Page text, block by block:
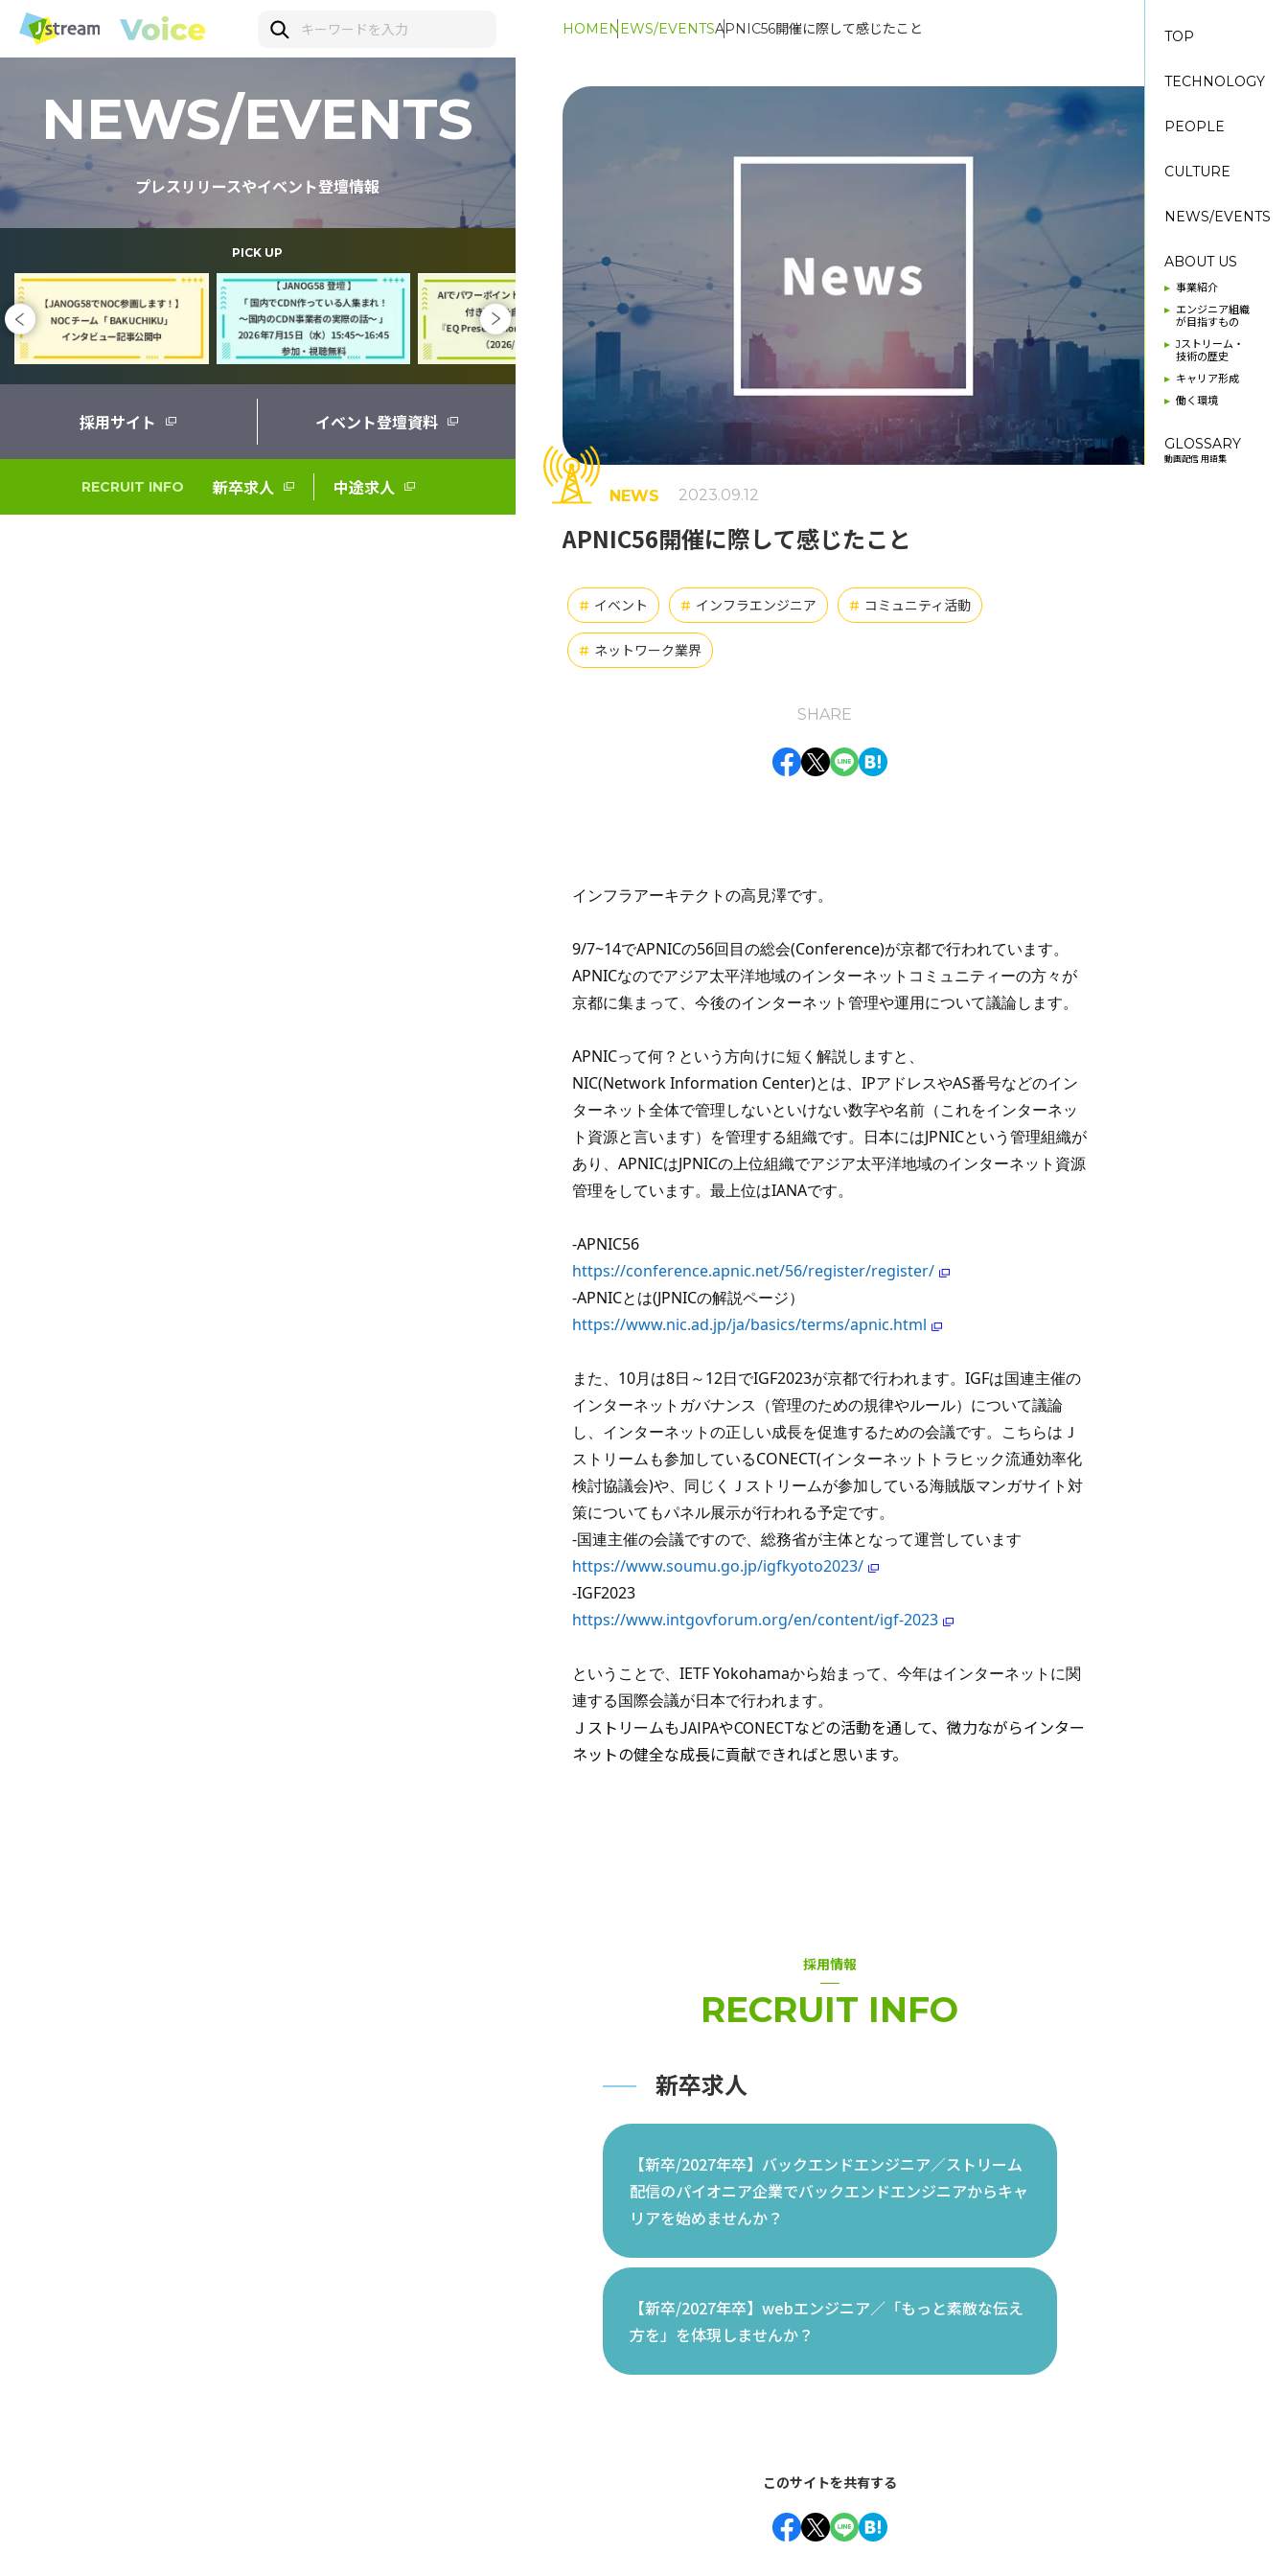
NEWS/EVENTS
プレスリリースやイベント登壇情報
PICK UP
採用サイト イベント登壇資料
RECRUIT INFO 新卒求人 中途求人
HOMENEWS/EVENTSAPNIC56開催に際して感じたこと
NEWS 2023.09.12
APNIC56開催に際して感じたこと
# イベント # インフラエンジニア # コミュニティ活動
# ネットワーク業界
SHARE
Facebook
Twitter
LineHatena
インフラアーキテクトの高見澤です。
9/7~14でAPNICの56回目の総会(Conference)が京都で行われています。
APNICなのでアジア太平洋地域のインターネットコミュニティーの方々が
京都に集まって、今後のインターネット管理や運用について議論します。
APNICって何？という方向けに短く解説しますと、
NIC(Network Information Center)とは、IPアドレスやAS番号などのイン
ターネット全体で管理しないといけない数字や名前（これをインターネッ
ト資源と言います）を管理する組織です。日本にはJPNICという管理組織が
あり、APNICはJPNICの上位組織でアジア太平洋地域のインターネット資源
管理をしています。最上位はIANAです。
-APNIC56
https://conference.apnic.net/56/register/register/
-APNICとは(JPNICの解説ページ）
https://www.nic.ad.jp/ja/basics/terms/apnic.html
また、10月は8日～12日でIGF2023が京都で行われます。IGFは国連主催の
インターネットガバナンス（管理のための規律やルール）について議論
し、インターネットの正しい成長を促進するための会議です。こちらはＪ
ストリームも参加しているCONECT(インターネットトラヒック流通効率化
検討協議会)や、同じくＪストリームが参加している海賊版マンガサイト対
策についてもパネル展示が行われる予定です。
-国連主催の会議ですので、総務省が主体となって運営しています
https://www.soumu.go.jp/igfkyoto2023/
-IGF2023
https://www.intgovforum.org/en/content/igf-2023
ということで、IETF Yokohamaから始まって、今年はインターネットに関
連する国際会議が日本で行われます。
ＪストリームもJAIPAやCONECTなどの活動を通して、微力ながらインター
ネットの健全な成長に貢献できればと思います。
採用情報
RECRUIT INFO
新卒求人
【新卒/2027年卒】バックエンドエンジニア／ストリーム
配信のパイオニア企業でバックエンドエンジニアからキャ
リアを始めませんか？
【新卒/2027年卒】webエンジニア／「もっと素敵な伝え
方を」を体現しませんか？
このサイトを共有する
Facebook
Twitter
LineHatena
TOP
TECHNOLOGY
PEOPLE
CULTURE
NEWS/EVENTS
ABOUT US
事業紹介
エンジニア組織
が目指すもの
Jストリーム・
技術の歴史
キャリア形成
働く環境
GLOSSARY
動画配信 用語集